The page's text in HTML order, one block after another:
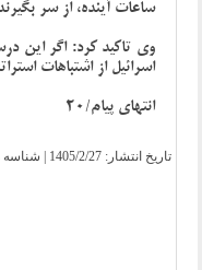
ساعات آینده، از سر
وی تاکید کرد: اگر این
اسرائیل از اشتباهات
انتهای پیام/20
تاریخ انتشار: 1405/2/27 | شناسه